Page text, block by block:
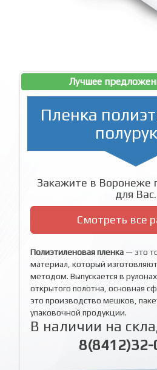
Лучшее
Пленка
Закажите в Воронеже
для Вас.
Смотреть все
Полиэтиленовая пленка — это
материал, который
методом. Выпускается в
открытого полотна, основная
это производство мешков,
упаковочной продукции.
В наличии на
8(8412)32-